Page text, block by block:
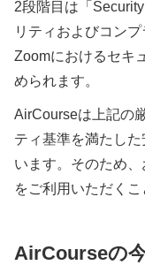
2段階目は「
リティおよびコン
Zoomにおけるセキ
められます。
AirCourseは上記の
ティ基準を満たし
います。そのため
をご利用いただくこ
AirCourseの